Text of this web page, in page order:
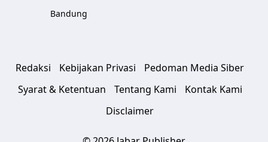
Bandung
Redaksi Kebijakan Privasi
Pedoman Media Siber
Syarat & Ketentuan
Tentang Kami
Kontak Kami
Disclaimer